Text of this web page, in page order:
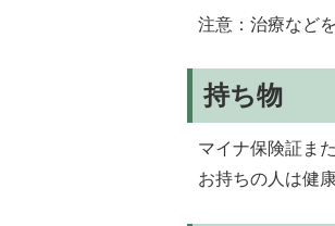
注意：治療など
持ち物
マイナ保険証ま
お持ちの人は健